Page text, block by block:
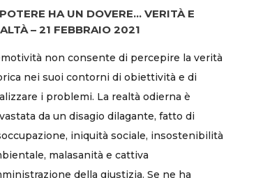
HA UN DOVERE… VERITÀ E
– 21 FEBBRAIO 2021
non consente di percepire la verità
nei suoi contorni di obiettività e di
i problemi. La realtà odierna è
da un disagio dilagante, fatto di
iniquità sociale, insostenibilità
malasanità e cattiva
della giustizia. Se ne ha